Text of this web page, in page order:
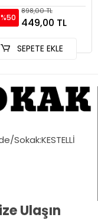
%50
898,00 TL
449,00 TL
SEPETE EKLE
Sokak:KESTELLİ
Ulaşın